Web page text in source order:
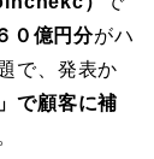
０億円分がハ
で、発表か
で顧客に補